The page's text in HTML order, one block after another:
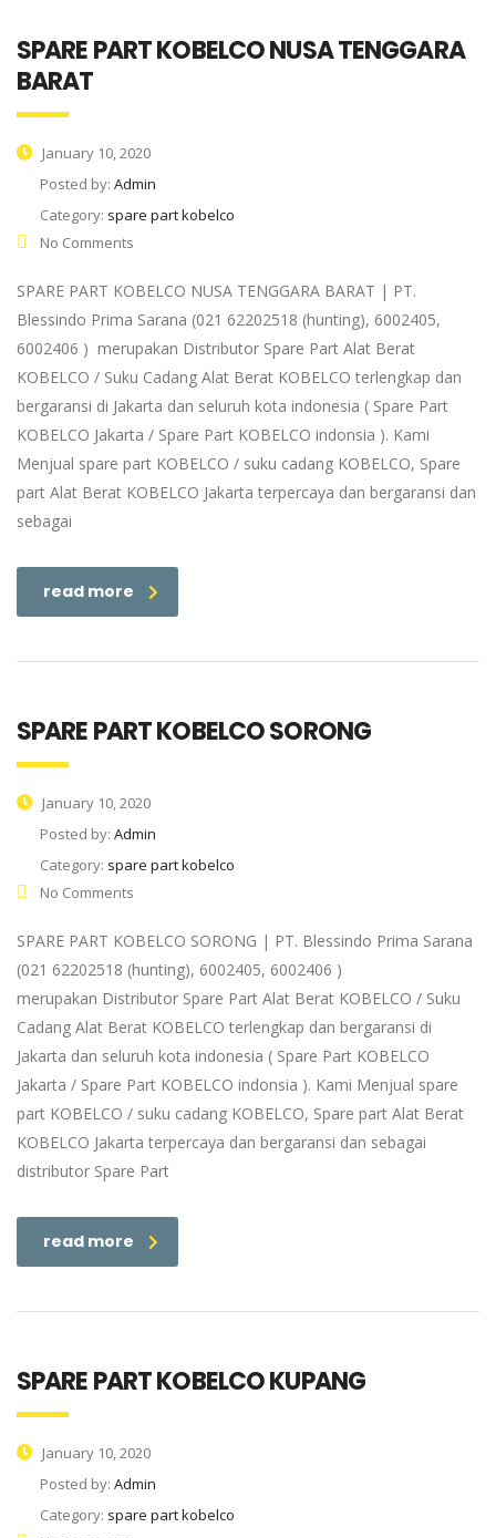
SPARE PART KOBELCO NUSA TENGGARA
BARAT
January 10, 2020
Posted by: Admin
Category: spare part kobelco
No Comments
SPARE PART KOBELCO NUSA TENGGARA BARAT | PT.
Blessindo Prima Sarana (021 62202518 (hunting), 6002405,
6002406 ) merupakan Distributor Spare Part Alat Berat
KOBELCO / Suku Cadang Alat Berat KOBELCO terlengkap dan
bergaransi di Jakarta dan seluruh kota indonesia ( Spare Part
KOBELCO Jakarta / Spare Part KOBELCO indonsia ). Kami
Menjual spare part KOBELCO / suku cadang KOBELCO, Spare
part Alat Berat KOBELCO Jakarta terpercaya dan bergaransi dan
sebagai
read more
SPARE PART KOBELCO SORONG
January 10, 2020
Posted by: Admin
Category: spare part kobelco
No Comments
SPARE PART KOBELCO SORONG | PT. Blessindo Prima Sarana
(021 62202518 (hunting), 6002405, 6002406 )
merupakan Distributor Spare Part Alat Berat KOBELCO / Suku
Cadang Alat Berat KOBELCO terlengkap dan bergaransi di
Jakarta dan seluruh kota indonesia ( Spare Part KOBELCO
Jakarta / Spare Part KOBELCO indonsia ). Kami Menjual spare
part KOBELCO / suku cadang KOBELCO, Spare part Alat Berat
KOBELCO Jakarta terpercaya dan bergaransi dan sebagai
distributor Spare Part
read more
SPARE PART KOBELCO KUPANG
January 10, 2020
Posted by: Admin
Category: spare part kobelco